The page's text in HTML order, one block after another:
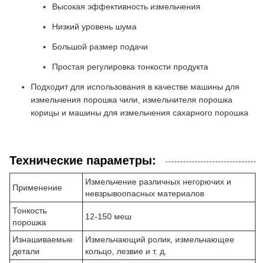
Высокая эффективность измельчения
Низкий уровень шума
Большой размер подачи
Простая регулировка тонкости продукта
Подходит для использования в качестве машины для
измельчения порошка чили, измельчителя порошка
корицы и машины для измельчения сахарного порошка
Технические параметры:
Применение
Измельчение различных негорючих и
невзрывоопасных материалов
Тонкость
порошка
12-150 меш
Изнашиваемые
детали
Измельчающий ролик, измельчающее
кольцо, лезвие и т. д.